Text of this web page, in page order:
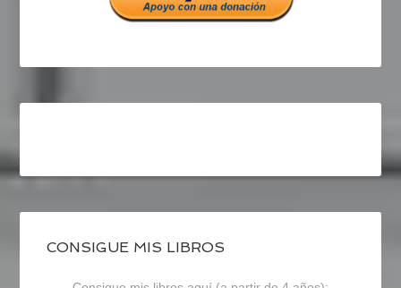
CONSIGUE MIS LIBROS